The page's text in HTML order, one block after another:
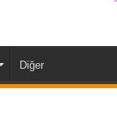
Diğer